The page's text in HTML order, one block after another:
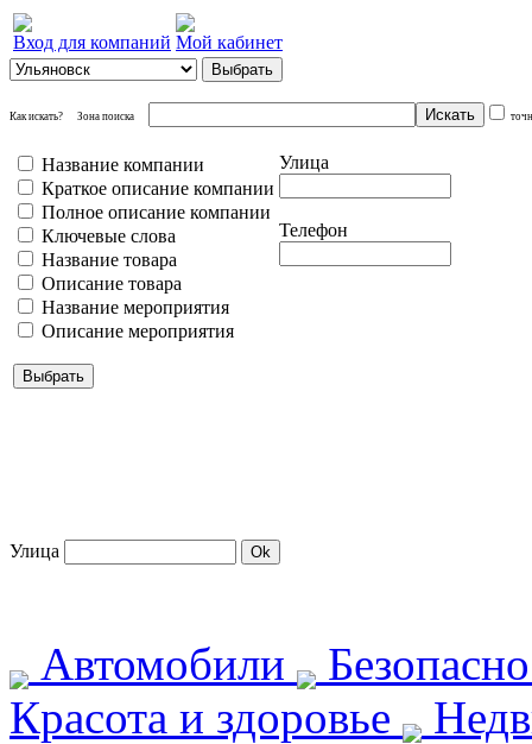
Вход для компаний Мой кабинет
Как искать? Зона поиска
Название компании
Краткое описание компании
Полное описание компании
Ключевые слова
Название товара
Описание товара
Название мероприятия
Описание мероприятия
Улица
Телефон
Улица
Автомобили
Красота и здоровье